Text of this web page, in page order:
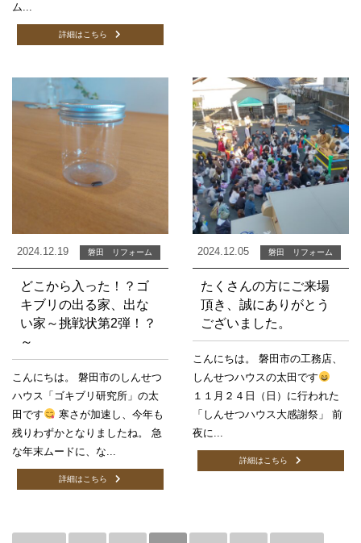
ム...
詳細はこちら
2024.12.19 磐田 リフォーム
どこから入った！？ゴ
キブリの出る家、出な
い家～挑戦状第2弾！？
～
こんにちは。 磐田市のしんせつ
ハウス「ゴキブリ研究所」の太
田です
寒さが加速し、今年も
残りわずかとなりましたね。 急
な年末ムードに、な...
詳細はこちら
2024.12.05 磐田 リフォーム
たくさんの方にご来場
頂き、誠にありがとう
ございました。
こんにちは。 磐田市の工務店、
しんせつハウスの太田です
１１月２４日（日）に行われた
「しんせつハウス大感謝祭」 前
夜に...
詳細はこちら